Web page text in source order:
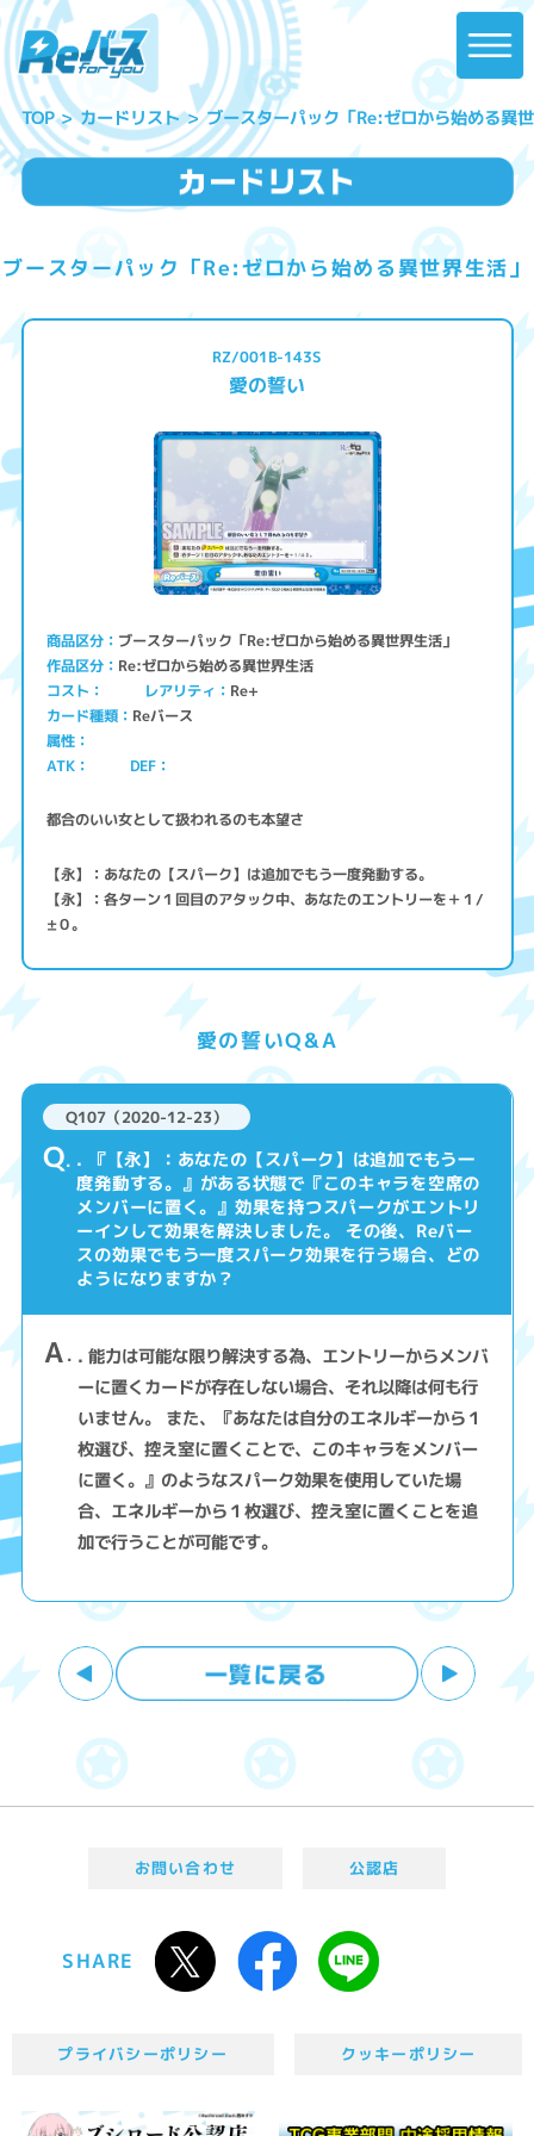
TOP カードリスト ブースターパック「Re:ゼロから始める異
ブースターパック「Re:ゼロから始める異世界生活」
RZ/001B-143S
愛の誓い
商品区分 ブースターパック「Re:ゼロから始める異世界生活」
作品区分 Re:ゼロから始める異世界生活
コスト レアリティ Re+
カード種類 Reバース
属性
ATK
DEF
都合のいい女として扱われるのも本望さ
【永】：あなたの【スパーク】は追加でもう一度発動する。
【永】：各ターン１回目のアタック中、あなたのエントリーを＋１/
±０。
愛の誓いQ&A
Q107（2020-12-23）
Q . 『【永】：あなたの【スパーク】は追加でもう一
度発動する。』がある状態で『このキャラを空席の
メンバーに置く。』効果を持つスパークがエントリ
ーインして効果を解決しました。 その後、Reバー
スの効果でもう一度スパーク効果を行う場合、どの
ようになりますか？
A . 能力は可能な限り解決する為、エントリーからメンバ
ーに置くカードが存在しない場合、それ以降は何も行
いません。 また、『あなたは自分のエネルギーから１
枚選び、控え室に置くことで、このキャラをメンバー
に置く。』のようなスパーク効果を使用していた場
合、エネルギーから１枚選び、控え室に置くことを追
加で行うことが可能です。
お問い合わせ 公認店
SHARE
プライバシーポリシー クッキーポリシー